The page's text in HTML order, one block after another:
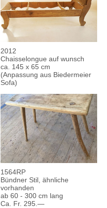
2012
Chaisselongue auf wunsch
ca. 145 x 65 cm
(Anpassung aus Biedermeier
Sofa)
1564RP
Bündner Stil, ähnliche
vorhanden
ab 60 - 300 cm lang
Ca. Fr. 295.—